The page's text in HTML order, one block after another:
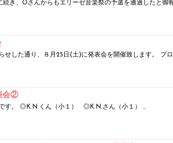
続き、Oさんからもエリーゼ音楽祭の予選を通過したと御
せした通り、８月25日(土)に発表会を開催致します。 プ
会②
す。 ◎K.N.くん（小１） ◎K.N.さん（小１） …